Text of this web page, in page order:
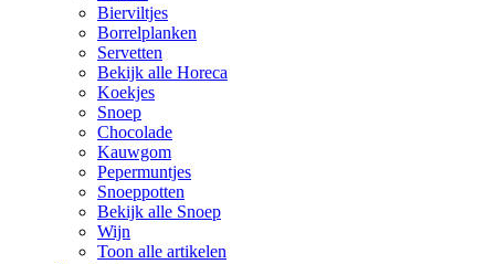
Bierviltjes
Borrelplanken
Servetten
Bekijk alle Horeca
Koekjes
Snoep
Chocolade
Kauwgom
Pepermuntjes
Snoeppotten
Bekijk alle Snoep
Wijn
Toon alle artikelen